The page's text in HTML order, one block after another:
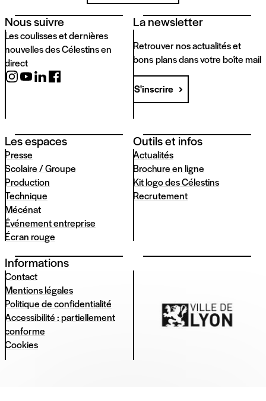
Nous suivre
Les coulisses et dernières
nouvelles des Célestins en
direct
La newsletter
Retrouver nos actualités et
bons plans dans votre boîte mail
S'inscrire
Les espaces
Presse
Scolaire / Groupe
Production
Technique
Mécénat
Événement entreprise
Écran rouge
Outils et infos
Actualités
Brochure en ligne
Kit logo des Célestins
Recrutement
Informations
Contact
Mentions légales
Politique de confidentialité
Accessibilité : partiellement
conforme
Cookies